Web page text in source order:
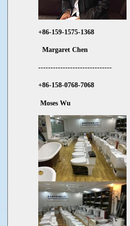
+86-159-1575-1368
Margaret Chen
------------------------------
+86-158-0768-7068
Moses Wu